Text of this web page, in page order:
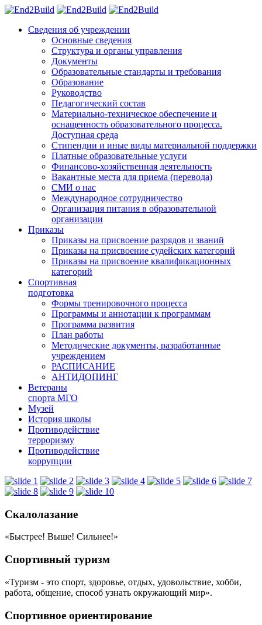
Сведения об учреждении
Основные сведения
Структура и органы управления
Документы
Образовательные стандарты и требования
Образование
Руководство
Педагогический состав
Материально-техническое обеспечение и
оснащенность образовательного процесса.
Доступная среда
Стипендии и иные виды материальной поддержки
Платные образовательные услуги
Финансово-хозяйственная деятельность
Вакантные места для приема (перевода)
СМИ о нас
Международное сотрудничество
Организация питания в образовательной
организации
Приказы
Приказы на присвоение разрядов и званий
Приказы на присвоение судейских категорий
Приказы на присвоение квалификационных
категорий
Спортивная
подготовка
Формы тренировочного процесса
Программы и аннотации к программам
Программа развития
План работы
Методические документы, разработанные
учреждением
РАСПИСАНИЕ
АНТИДОПИНГ
Ветераны
спорта МГО
Музей
История школы
Противодействие
терроризму
Противодействие
коррупции
Скалолазание
«Быстрее! Выше! Сильнее!»
Спортивный туризм
«Туризм - это спорт, здоровье, отдых, удовольствие, хобби,
работа, общение, способ узнать окружающий мир».
Спортивное ориентирование